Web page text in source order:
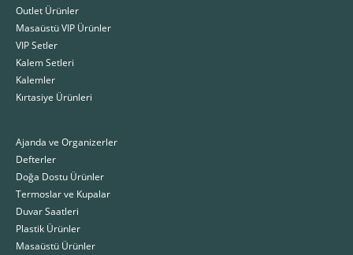
Outlet Ürünler
Masaüstü VIP Ürünler
VIP Setler
Kalem Setleri
Kalemler
Kırtasiye Ürünleri
Ajanda ve Organizerler
Defterler
Doğa Dostu Ürünler
Termoslar ve Kupalar
Duvar Saatleri
Plastik Ürünler
Masaüstü Ürünler